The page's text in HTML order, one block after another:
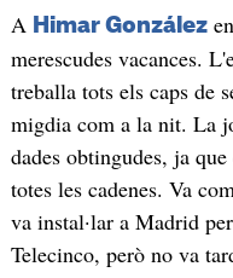
A Himar González
merescudes vacances.
treballa tots els caps de
migdia com a la nit. La
dades obtingudes, ja
totes les cadenes. Va
va instal·lar a Madrid
Telecinco, però no va